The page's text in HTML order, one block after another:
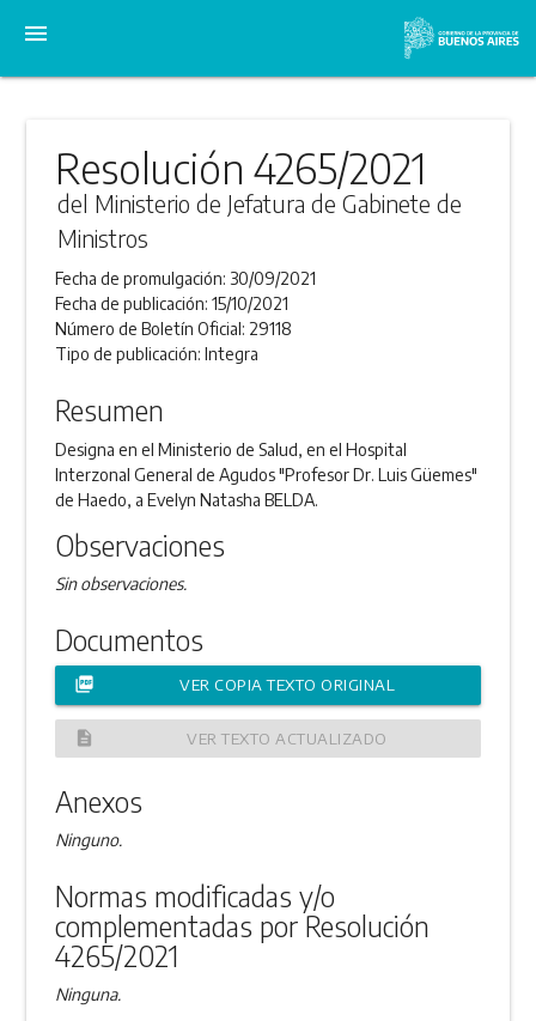
menu
Resolución 4265/2021
del Ministerio de Jefatura de Gabinete de
Ministros
Fecha de promulgación: 30/09/2021
Fecha de publicación:15/10/2021
Número de Boletín Oficial: 29118
Tipo de publicación:Integra
Resumen
Designa en el Ministerio de Salud, en el Hospital
Interzonal General de Agudos "Profesor Dr. Luis Güemes"
de Haedo, a Evelyn Natasha BELDA.
Observaciones
Sin observaciones.
Documentos
picture_as_pdf VER COPIA TEXTO ORIGINAL
description VER TEXTO ACTUALIZADO
Anexos
Ninguno.
Normas modificadas y/o
complementadas por Resolución
4265/2021
Ninguna.